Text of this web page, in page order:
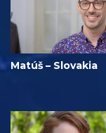
Matúš – Slovakia